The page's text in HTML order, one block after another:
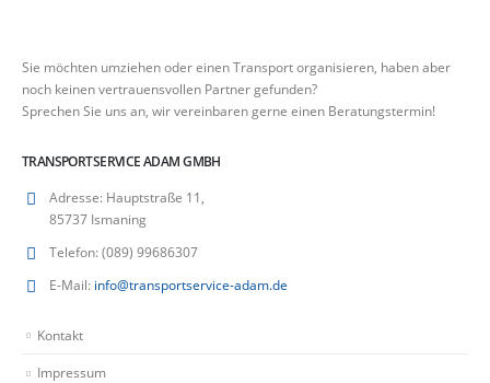
Sie möchten umziehen oder einen Transport organisieren, haben aber
noch keinen vertrauensvollen Partner gefunden?
Sprechen Sie uns an, wir vereinbaren gerne einen Beratungstermin!
TRANSPORTSERVICE ADAM GMBH
Adresse: Hauptstraße 11,
85737 Ismaning
Telefon:(089) 99686307
E-Mail: info@transportservice-adam.de
Kontakt
Impressum